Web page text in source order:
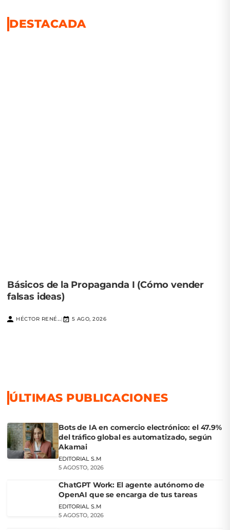
DESTACADA
Básicos de la Propaganda I (Cómo vender
falsas ideas)
HÉCTOR RENÉ...| 5 AGO, 2026
ÚLTIMAS PUBLICACIONES
Bots de IA en comercio electrónico: el 47.9%
del tráfico global es automatizado, según
Akamai
EDITORIAL S.M
5 AGOSTO, 2026
ChatGPT Work: El agente autónomo de
OpenAI que se encarga de tus tareas
EDITORIAL S.M
5 AGOSTO, 2026